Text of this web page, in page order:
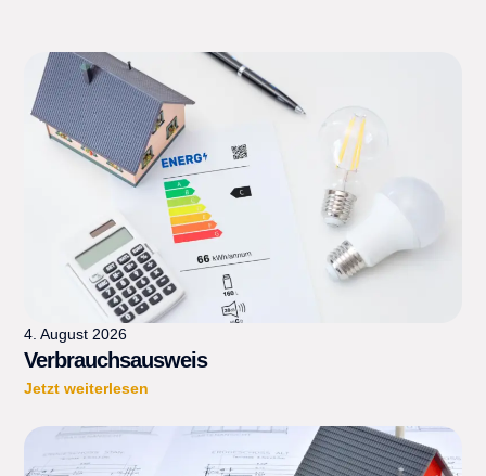
4. August 2026
Verbrauchsausweis
Jetzt weiterlesen